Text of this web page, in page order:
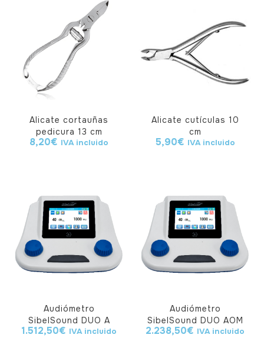
Alicate cortauñas
pedicura 13 cm
8,20€ IVA incluido
Alicate cutículas 10
cm
5,90€ IVA incluido
Audiómetro
SibelSound DUO A
1.512,50€ IVA incluido
Audiómetro
SibelSound DUO AOM
2.238,50€ IVA incluido